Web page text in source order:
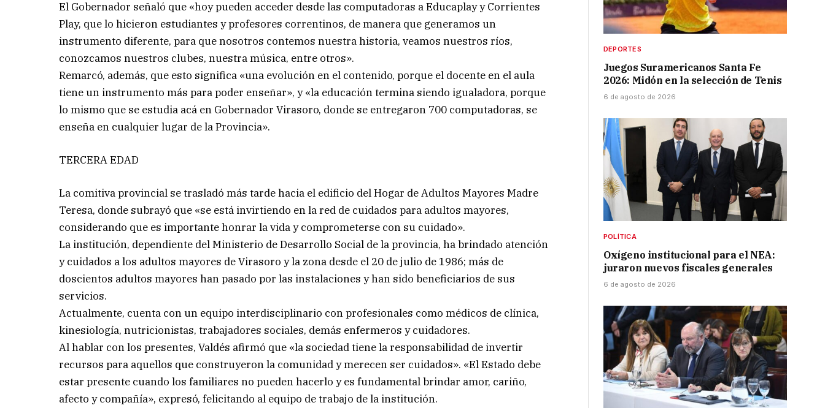
El Gobernador señaló que «hoy pueden acceder desde las computadoras a Educaplay y Corrientes
Play, que lo hicieron estudiantes y profesores correntinos, de manera que generamos un
instrumento diferente, para que nosotros contemos nuestra historia, veamos nuestros ríos,
conozcamos nuestros clubes, nuestra música, entre otros».
Remarcó, además, que esto significa «una evolución en el contenido, porque el docente en el aula
tiene un instrumento más para poder enseñar», y «la educación termina siendo igualadora, porque
lo mismo que se estudia acá en Gobernador Virasoro, donde se entregaron 700 computadoras, se
enseña en cualquier lugar de la Provincia».
TERCERA EDAD
La comitiva provincial se trasladó más tarde hacia el edificio del Hogar de Adultos Mayores Madre
Teresa, donde subrayó que «se está invirtiendo en la red de cuidados para adultos mayores,
considerando que es importante honrar la vida y comprometerse con su cuidado».
La institución, dependiente del Ministerio de Desarrollo Social de la provincia, ha brindado atención
y cuidados a los adultos mayores de Virasoro y la zona desde el 20 de julio de 1986; más de
doscientos adultos mayores han pasado por las instalaciones y han sido beneficiarios de sus
servicios.
Actualmente, cuenta con un equipo interdisciplinario con profesionales como médicos de clínica,
kinesiología, nutricionistas, trabajadores sociales, demás enfermeros y cuidadores.
Al hablar con los presentes, Valdés afirmó que «la sociedad tiene la responsabilidad de invertir
recursos para aquellos que construyeron la comunidad y merecen ser cuidados». «El Estado debe
estar presente cuando los familiares no pueden hacerlo y es fundamental brindar amor, cariño,
afecto y compañía», expresó, felicitando al equipo de trabajo de la institución.
DEPORTES
Juegos Suramericanos Santa Fe
2026: Midón en la selección de Tenis
6 de agosto de 2026
POLÍTICA
Oxígeno institucional para el NEA:
juraron nuevos fiscales generales
6 de agosto de 2026